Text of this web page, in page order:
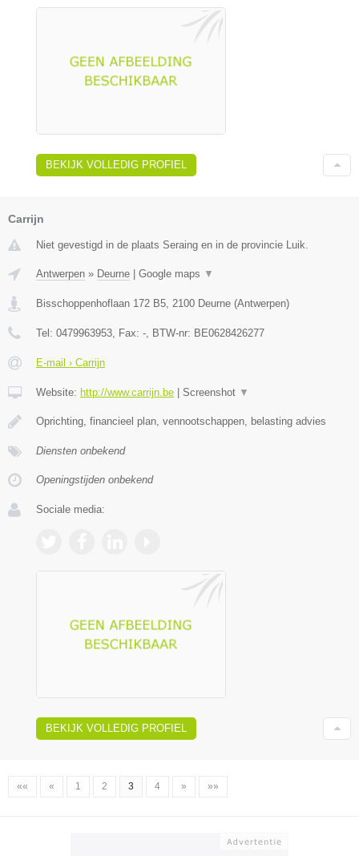
BEKIJK VOLLEDIG PROFIEL
Carrijn
Niet gevestigd in de plaats Seraing en in de provincie Luik.
Antwerpen » Deurne Google maps ▼
Bisschoppenhoflaan 172 B5 2100 Deurne (Antwerpen)
Tel: 0479963953 , Fax: - , BTW-nr: BE0628426277
E-mail › Carrijn
Website: http://www.carrijn.be Screenshot ▼
Oprichting, financieel plan, vennootschappen, belasting advies
Diensten onbekend
Openingstijden onbekend
Sociale media:
BEKIJK VOLLEDIG PROFIEL
«« « 1 2 3 4 » »»